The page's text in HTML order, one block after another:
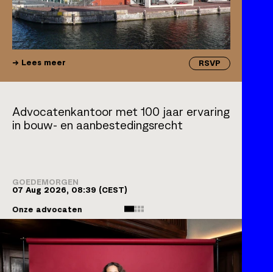
Lees meer RSVP
Advocatenkantoor met 100 jaar ervaring
in bouw- en aanbestedingsrecht
GOEDEMORGEN
07 Aug 2026, 08:39 (CEST)
Onze advocaten